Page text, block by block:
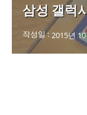
삼성 갤럭
작성일 : 2015년